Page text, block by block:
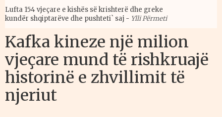
Lufta 154 vjeçare e kishës së krishterë dhe greke
kundër shqiptarëve dhe pushteti` saj - Ylli Përmeti
Kafka kineze një milion
vjeçare mund të rishkruajë
historinë e zhvillimit të
njeriut